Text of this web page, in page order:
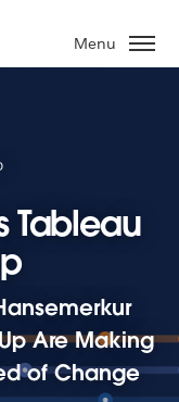
Menu
Tableau
Are Making
of Change